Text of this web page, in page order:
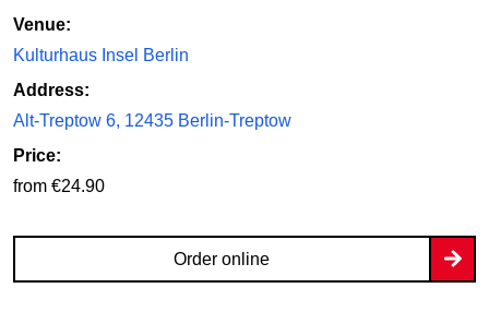
Venue:
Kulturhaus Insel Berlin
Address:
Alt-Treptow 6, 12435 Berlin-Treptow
Price:
from €24.90
Order online